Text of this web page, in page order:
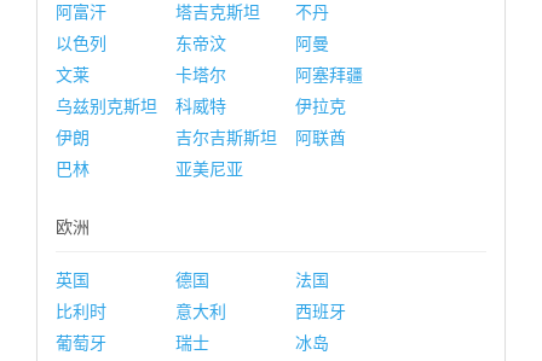
阿富汗
塔吉克斯坦
不丹
以色列
东帝汶
阿曼
文莱
卡塔尔
阿塞拜疆
乌兹别克斯坦
科威特
伊拉克
伊朗
吉尔吉斯斯坦
阿联酋
巴林
亚美尼亚
欧洲
英国 德国
法国
比利时
意大利
西班牙
葡萄牙
瑞士
冰岛